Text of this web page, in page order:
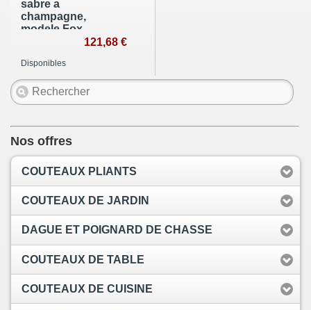
sabre a
champagne,
modele Fox
manche noir121,68 €
Disponibles
Nos offres
COUTEAUX PLIANTS
COUTEAUX DE JARDIN
DAGUE ET POIGNARD DE CHASSE
COUTEAUX DE TABLE
COUTEAUX DE CUISINE